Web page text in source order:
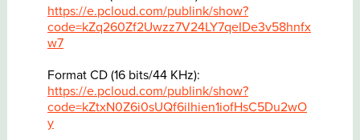
https://e.pcloud.com/publink/show?
code=kZq260Zf2Uwzz7V24LY7qeIDe3v58hnfx
w7
Format CD (16 bits/44 KHz):
https://e.pcloud.com/publink/show?
code=kZtxN0Z6i0sUQf6ilhien1iofHsC5Du2wO
y